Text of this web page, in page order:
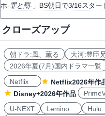
ホ-罪と罰-」BS朝日で3/16スター
クローズアップ
朝ドラ:風、薫る 大河:豊臣
2026年夏(7月)国内ドラマ一覧
Netflix
Netflix2026年作
Disney+2026年作品
U-NEXT
Lemino Hulu